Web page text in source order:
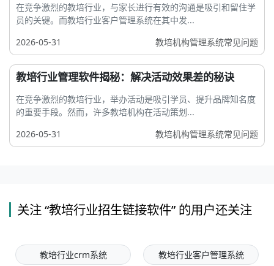
在竞争激烈的教培行业，与家长进行有效的沟通是吸引和留住学
员的关键。而教培行业客户管理系统在其中发...
2026-05-31
教培机构管理系统常见问题
教培行业管理软件揭秘：解决活动效果差的秘诀
在竞争激烈的教培行业，举办活动是吸引学员、提升品牌知名度
的重要手段。然而，许多教培机构在活动策划...
2026-05-31
教培机构管理系统常见问题
关注 “教培行业招生链接软件” 的用户还关注
教培行业crm系统 教培行业客户管理系统